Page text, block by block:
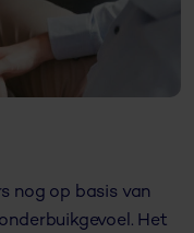
nog op basis van
Het